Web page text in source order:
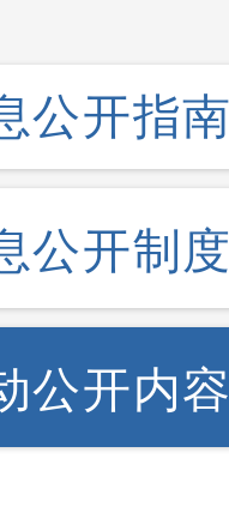
息公开指
公开制
公开内